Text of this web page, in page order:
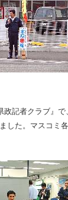
政記者クラブ』
した。マスコミ